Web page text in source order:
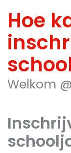
Hoe
Welkom